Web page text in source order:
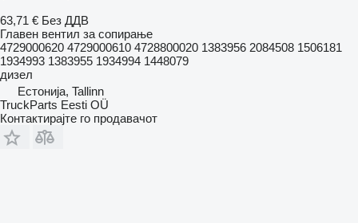
63,71 € Без ДДВ
Главен вентил за сопирање
4729000620 4729000610 4728800020 1383956 2084508 1506181
1934993 1383955 1934994 1448079
дизел
Естонија, Tallinn
TruckParts Eesti OÜ
Контактирајте го продавачот